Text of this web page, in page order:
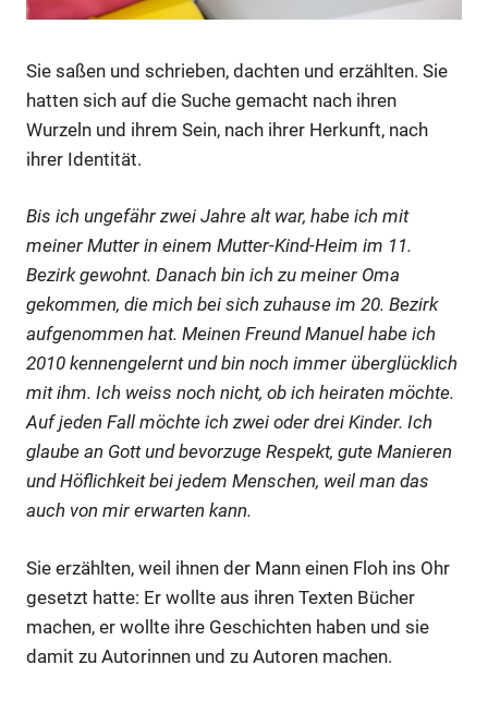
Sie saßen und schrieben, dachten und erzählten. Sie
hatten sich auf die Suche gemacht nach ihren
Wurzeln und ihrem Sein, nach ihrer Herkunft, nach
ihrer Identität.
Bis ich ungefähr zwei Jahre alt war, habe ich mit
meiner Mutter in einem Mutter-Kind-Heim im 11.
Bezirk gewohnt. Danach bin ich zu meiner Oma
gekommen, die mich bei sich zuhause im 20. Bezirk
aufgenommen hat. Meinen Freund Manuel habe ich
2010 kennengelernt und bin noch immer überglücklich
mit ihm. Ich weiss noch nicht, ob ich heiraten möchte.
Auf jeden Fall möchte ich zwei oder drei Kinder. Ich
glaube an Gott und bevorzuge Respekt, gute Manieren
und Höflichkeit bei jedem Menschen, weil man das
auch von mir erwarten kann.
Sie erzählten, weil ihnen der Mann einen Floh ins Ohr
gesetzt hatte: Er wollte aus ihren Texten Bücher
machen, er wollte ihre Geschichten haben und sie
damit zu Autorinnen und zu Autoren machen.